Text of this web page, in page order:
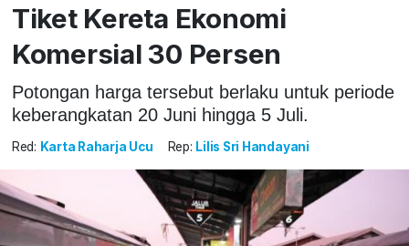
Tiket Kereta Ekonomi
Komersial 30 Persen
Potongan harga tersebut berlaku untuk periode
keberangkatan 20 Juni hingga 5 Juli.
Red: Karta Raharja Ucu Rep: Lilis Sri Handayani